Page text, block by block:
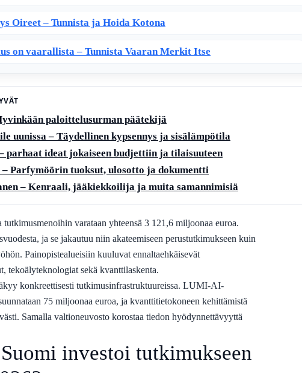
Oireet – Tunnista ja Hoida Kotona
on vaarallista – Tunnista Vaaran Merkit Itse
paloittelusurman päätekijä
uunissa – Täydellinen kypsennys ja sisälämpötila
parhaat ideat jokaiseen budjettiin ja tilaisuuteen
Parfymöörin tuoksut, ulosotto ja dokumentti
– Kenraali, jääkiekkoilija ja muita samannimisiä
tutkimusmenoihin varataan yhteensä 3 121,6 miljoonaa euroa.
ja se jakautuu niin akateemiseen perustutkimukseen kuin
Painopistealueisiin kuuluvat ennaltaehkäisevät
tekoälyteknologiat sekä kvanttilaskenta.
konkreettisesti tutkimusinfrastruktuureissa. LUMI-AI-
75 miljoonaa euroa, ja kvanttitietokoneen kehittämistä
Samalla valtioneuvosto korostaa tiedon hyödynnettävyyttä
investoi tutkimukseen